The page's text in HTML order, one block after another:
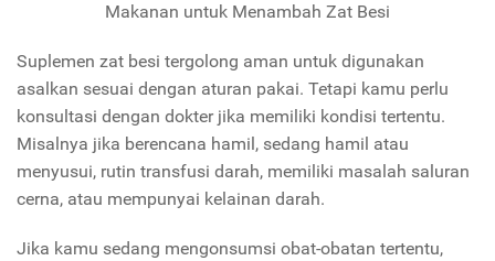
Makanan untuk Menambah Zat Besi
Suplemen zat besi tergolong aman untuk digunakan
asalkan sesuai dengan aturan pakai. Tetapi kamu perlu
konsultasi dengan dokter jika memiliki kondisi tertentu.
Misalnya jika berencana hamil, sedang hamil atau
menyusui, rutin transfusi darah, memiliki masalah saluran
cerna, atau mempunyai kelainan darah.
Jika kamu sedang mengonsumsi obat-obatan tertentu,